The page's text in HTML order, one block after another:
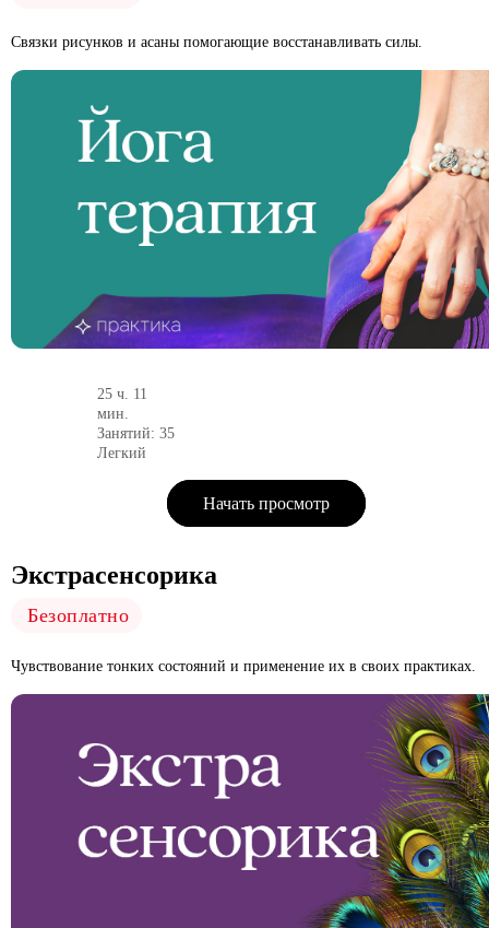
Связки рисунков и асаны помогающие восстанавливать силы.
25 ч. 11
мин.
Занятий: 35
Легкий
Начать просмотр
Экстрасенсорика
Безоплатно
Чувствование тонких состояний и применение их в своих практиках.